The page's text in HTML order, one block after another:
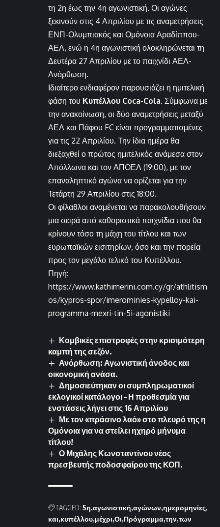
τη 2η έως την 4η αγωνιστική. Οι αγώνες
ξεκινούν στις 4 Απριλίου με τις αναμετρήσεις
ΕΝΠ-Ολυμπιακός και Ομόνοια Αραδίππου-
ΑΕΛ, ενώ η 4η αγωνιστική ολοκληρώνεται τη
Δευτέρα 27 Απριλίου με το παιχνίδι ΑΕΛ-
Ανόρθωση.
Ιδιαίτερο ενδιαφέρον παρουσιάζει η ημιτελική
φάση του Κυπέλλου Coca-Cola. Σύμφωνα με
την ανακοίνωση, οι δύο αναμετρήσεις μεταξύ
ΑΕΛ και Πάφου FC είναι προγραμματισμένες
για τις 22 Απριλίου. Την ίδια ημέρα θα
διεξαχθεί ο πρώτος ημιτελικός ανάμεσα στον
Απόλλωνα και τον ΑΠΟΕΛ (19:00), με τον
επαναληπτικό αγώνα να ορίζεται για την
Τετάρτη 29 Απριλίου στις 18:00.
Οι φίλαθλοι αναμένεται να παρακολουθήσουν
μια σειρά από καθοριστικά παιχνίδια που θα
κρίνουν τόσο τη μάχη του τίτλου και των
ευρωπαϊκών εισιτηρίων, όσο και την πορεία
προς τον μεγάλο τελικό του Κυπέλλου.
Πηγή:
https://www.kathimerini.com.cy/gr/athlitism
os/kypros-spor/imerominies-kypelloy-kai-
programma-mexri-tin-5i-agonistiki
Κομβικές επιστροφές στην κρισιμότερη
καμπή της σεζόν.
Ανόρθωση: Αγωνιστική άνοδος και
οικονομική ανάσα.
Δημοσιεύτηκαν οι συμπληρωματικοί
εκλογικοί κατάλογοι – Η προθεσμία για
ενστάσεις λήγει στις 16 Απριλίου
Με τον «πράσινο λαό» στο πλευρό της η
Ομόνοια για να στείλει ηχηρό μήνυμα
τίτλου!
Ο Μιχάλης Κωνσταντίνου νέος
πρεσβευτής ποδοσφαίρου της ΚΟΠ.
TAGGED: 5η αγωνιστική αγώνων ημερομηνίες
και κυπέλλου μέχρι Οι Πρόγραμμα την των